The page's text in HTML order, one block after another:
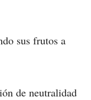
sus frutos a
de neutralidad